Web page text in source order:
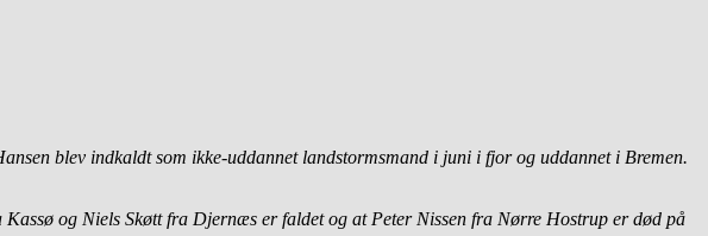
blev indkaldt som ikke-uddannet landstormsmand i juni i fjor og uddannet i Bremen.
Kassø og Niels Skøtt fra Djernæs er faldet og at Peter Nissen fra Nørre Hostrup er død på